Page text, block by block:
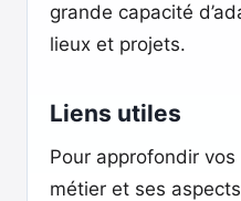
grande capacité
lieux et projets.
Liens utiles
Pour approfondir
métier et ses